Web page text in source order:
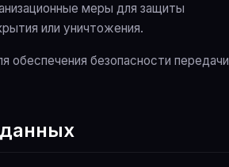
меры для защиты
или уничтожения.
обеспечения безопасности передачи